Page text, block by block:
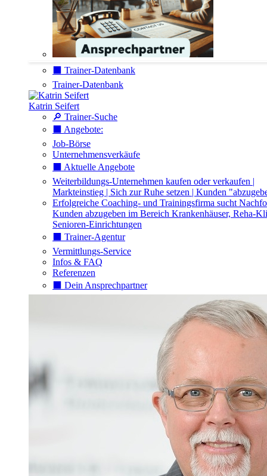
⬛️ Trainer-Datenbank
Trainer-Datenbank
Katrin Seifert
🔎 Trainer-Suche
⬛️ Angebote:
Job-Börse
Unternehmensverkäufe
⬛️ Aktuelle Angebote
Weiterbildungs-Unternehmen kaufen oder verkaufen |
Markteinstieg | Sich zur Ruhe setzen | Kunden
Erfolgreiche Coaching- und Trainingsfirma sucht
Kunden abzugeben im Bereich Krankenhäuser, Reha-
Senioren-Einrichtungen
⬛️ Trainer-Agentur
Vermittlungs-Service
Infos & FAQ
Referenzen
⬛️ Dein Ansprechpartner